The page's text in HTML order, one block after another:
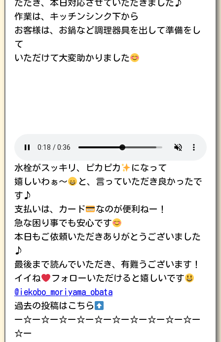
ただき、本日対応させていただきました♪
作業は、キッチンシンク下から
お客様は、お鍋など調理器具を出して準備をし
て
いただけて大変助かりました
水栓がスッキリ、ピカピカ
になって
嬉しいわぁ〜
と、言っていただき良かったで
す♪
支払いは、カード
なのが便利ねー！
急な困り事でも安心です
本日もご依頼いただきありがとうございました
♪
最後まで読んでいただき、有難うございます！
イイね
フォローいただけると嬉しいです
@iekobo_moriyama_obata
過去の投稿はこちら
ー☆ー☆ー☆ー☆ー☆ー☆ー☆ー☆ー☆ー☆ー
☆ー